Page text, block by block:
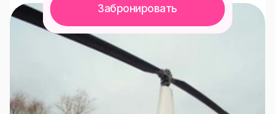
Забронировать